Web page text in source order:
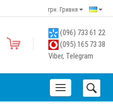
грн. Гривня
(096) 733 61 22
(095) 165 73 38
Viber, Telegram